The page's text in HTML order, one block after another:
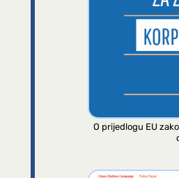
O prijedlogu EU